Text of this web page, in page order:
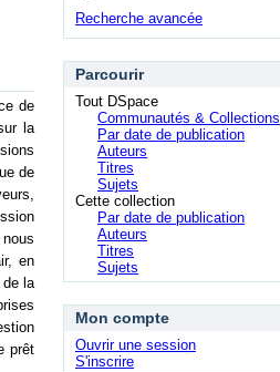
de
la
de
en
la
prêt
Recherche avancée
Parcourir
Tout DSpace
Communautés & Collections
Par date de publication
Auteurs
Titres
Sujets
Cette collection
Par date de publication
Auteurs
Titres
Sujets
Mon compte
Ouvrir une session
S'inscrire